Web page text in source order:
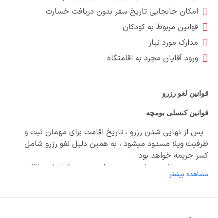
امکان جابجایی تاریخ سفر بدون دریافت خسارت
قوانین مربوط به کودکان
مدارک مورد نیاز
ورود آقایان مجرد به اقامتگاه
قوانین لغو رزرو
قوانین کنسلی بومچه
. پس از نهایی شدن رزرو ، تاریخ اقامت برای مهمان ثبت و
ظرفیت ویلا مسدود میشود ، به همین دلیل لغو رزرو شامل
کسر جریمه خواهد بود .
. در صورت لغو رزرو از سمت مهمان ، در هر شرایط حداقل
25درصد از مبلغ کل رزرو بابت مالیات ، کارمزد و هزینه های
مشاهده بیشتر